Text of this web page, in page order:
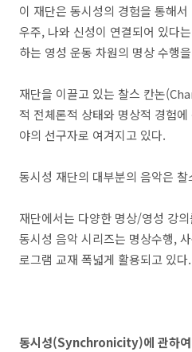
이 재단은 동시성의 경험을 통해
우주, 나와 신성이 연결되어 있다
하는 영성 운동 차원의 명상 수행
재단을 이끌고 있는 찰스 칸논
적 전체론적 상태와 명상적 경험
야의 선구자로 여겨지고 있다.
동시성 재단의 대부분의 음악은
재단에서는 다양한 명상/영성 강
동시성 음악 시리즈는 명상수행,
로그램 교재 폭넓게 활용되고 있다.
동시성(Synchronicity)에 관하여